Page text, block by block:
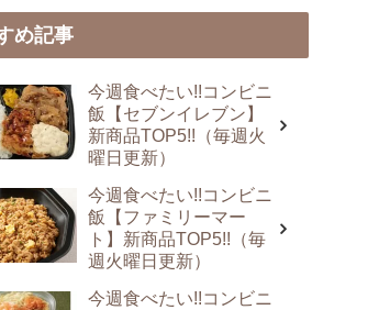
め記事
今週食べたい!!コンビニ
飯【セブンイレブン】
新商品TOP5!!（毎週火
曜日更新）
今週食べたい!!コンビニ
飯【ファミリーマー
ト】新商品TOP5!!（毎
週火曜日更新）
今週食べたい!!コンビニ